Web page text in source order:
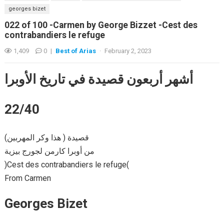
georges bizet
022 of 100 -Carmen by George Bizzet -Cest des
contrabandiers le refuge
1,409 0 | Best of Arias · February 2, 2023
أشهر أربعون قصيدة في تاريخ الأوبرا
22/40
قصيدة ( هذا وكر المهربين)
من أوبرا كارمن لجورج بيزية
)Cest des contrabandiers le refuge(
From Carmen
Georges Bizet